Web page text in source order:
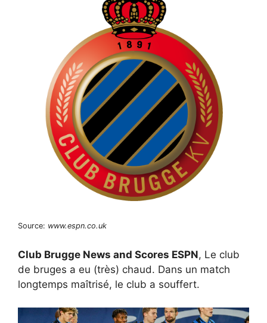
Source: www.espn.co.uk
Club Brugge News and Scores ESPN, Le club
de bruges a eu (très) chaud. Dans un match
longtemps maîtrisé, le club a souffert.